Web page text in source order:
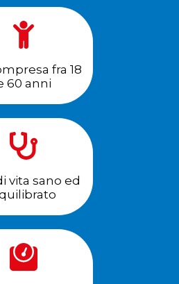
fra 18
60 anni
vita sano ed